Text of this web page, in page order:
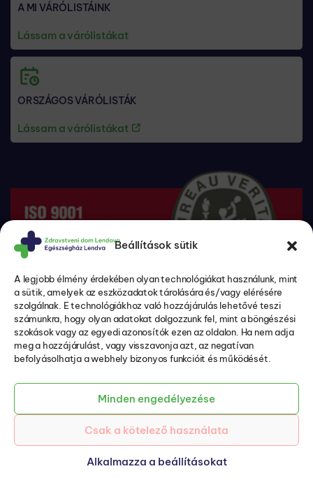
Beállítások sütik
A legjobb élmény érdekében olyan technológiákat használunk, mint
a sütik, amelyek az eszközadatok tárolására és/vagy elérésére
szolgálnak. E technológiákhoz való hozzájárulás lehetővé teszi
számunkra, hogy olyan adatokat dolgozzunk fel, mint a böngészési
szokások vagy az egyedi azonosítók ezen az oldalon. Ha nem adja
meg a hozzájárulást, vagy visszavonja azt, az negatívan
befolyásolhatja a webhely bizonyos funkcióit és működését.
Minden engedélyezése
Csak a kötelező használata
Alkalmazza a beállításokat
A MI VÁRÓLISTÁINK
Lássam a várólistákat
ORSZÁGOS VÁRÓLISTÁK
Lássam a várólistákat
A beteg jogai és kötelezettségei (csak szlovén nyelven)
Sütik (csak szlovén nyelven)
Akadálymentességi nyilatkozat (csak szlovén nyelven)
© 2026 ZD Lendava – EH Lendva
Szerzők: Emigma